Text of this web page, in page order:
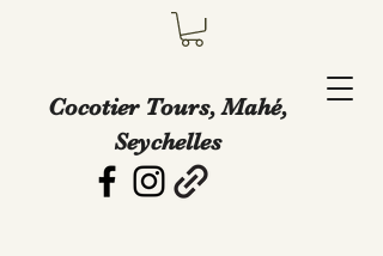
Cocotier Tours, Mahé,
Seychelles